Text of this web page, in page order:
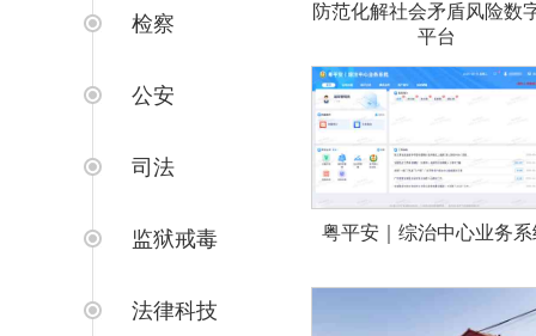
检察
公安
司法
监狱戒毒
法律科技
防范化解社会矛盾风险数
平台
粤平安｜综治中心业务系